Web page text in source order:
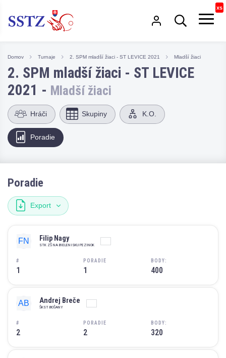
Domov Turnaje 2. SPM mladší žiaci - ST LEVICE 2021 Mladší žiaci
2. SPM mladší žiaci - ST LEVICE
2021 - Mladší žiaci
Hráči Skupiny K.O.
Poradie
Poradie
Export
#
1
Filip Nagy
STK ZŠ NA BIELENISKU PEZINOK
PORADIE
1
BODY:
400
#
2
Andrej Breče
ŠKST BOŠANY
PORADIE
2
BODY:
320